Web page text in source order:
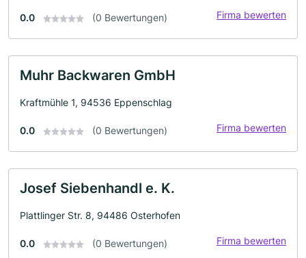
0.0 (0 Bewertungen) Firma bewerten
Muhr Backwaren GmbH
Kraftmühle 1, 94536 Eppenschlag
0.0 (0 Bewertungen) Firma bewerten
Josef Siebenhandl e. K.
Plattlinger Str. 8, 94486 Osterhofen
0.0 (0 Bewertungen) Firma bewerten